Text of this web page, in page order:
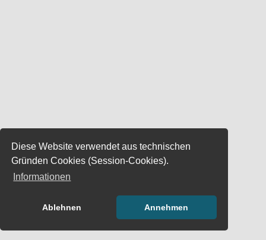
Diese Website verwendet aus technischen
Gründen Cookies (Session-Cookies).
Informationen
Ablehnen Annehmen